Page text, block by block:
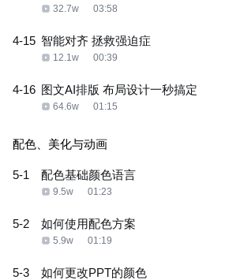
32.7w 03:58
4-15 智能对齐 拯救强迫症
12.1w 00:39
4-16 图文AI排版 布局设计一秒搞定
64.6w 01:15
配色、美化与动画
5-1 配色基础颜色语言
9.5w 01:23
5-2 如何使用配色方案
5.9w 01:19
5-3 如何更改PPT的颜色